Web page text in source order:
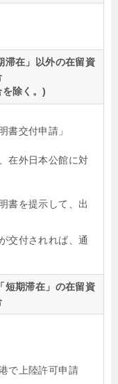
在」以外の在留資
除く。)
書交付申請」
在外日本公館に対
書を提示して、出
交付されれば、通
期滞在」の在留資
で上陸許可申請